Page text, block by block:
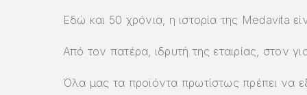
Εδώ και 50 χρόνια, η ιστορία της Medavita
Από τον πατέρα, ιδρυτή της εταιρίας, στον
Όλα μας τα προϊόντα πρωτίστως πρέπει να